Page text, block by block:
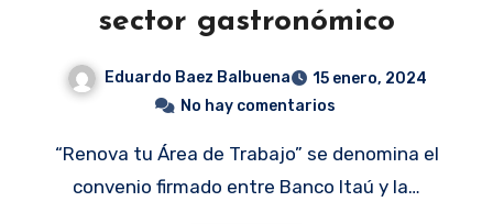
sector gastronómico
Eduardo Baez Balbuena
15 enero, 2024
No hay comentarios
“Renova tu Área de Trabajo” se denomina el
convenio firmado entre Banco Itaú y la…